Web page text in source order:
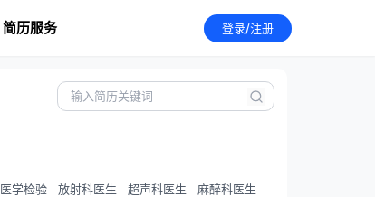
简历服务 登录/注册
医学检验 放射科医生 超声科医生
麻醉科医生